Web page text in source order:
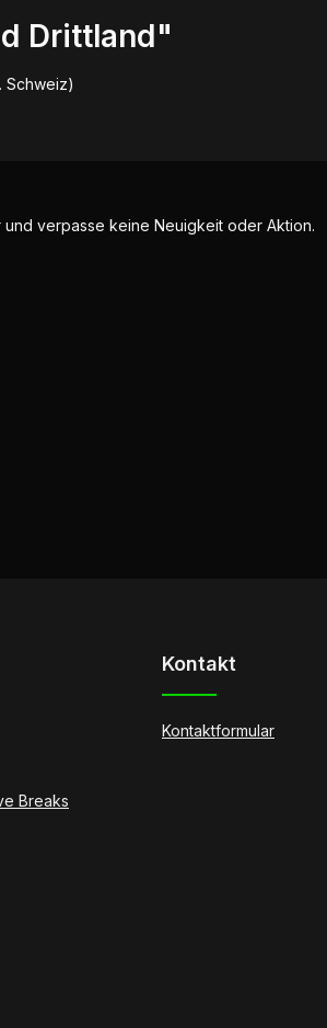
Drittland"
Schweiz)
verpasse keine Neuigkeit oder Aktion.
Breaks
Kontakt
Kontaktformular